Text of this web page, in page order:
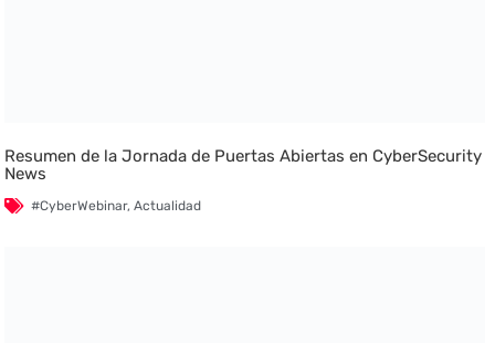
Resumen de la Jornada de Puertas Abiertas en CyberSecurity
News
#CyberWebinar,Actualidad